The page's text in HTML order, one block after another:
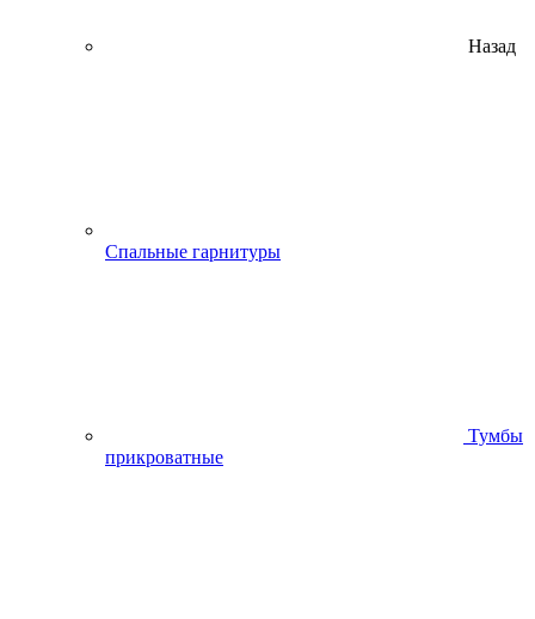
Назад
Спальные гарнитуры
Тумбы
прикроватные